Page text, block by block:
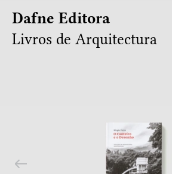
Dafne Editora
Livros de Arquitectura